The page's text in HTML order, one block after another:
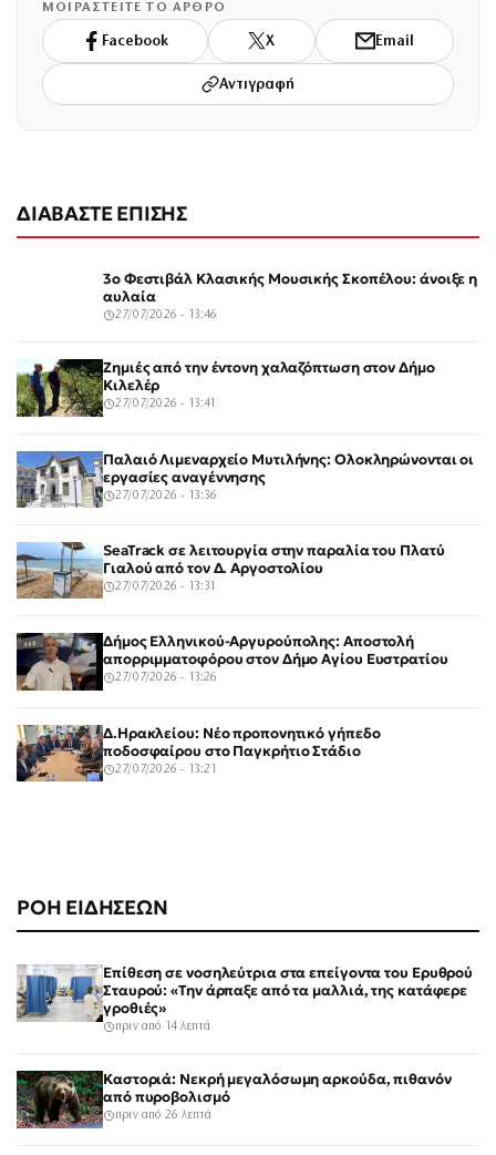
ΡΟΗ ΕΙΔΗΣΕΩΝ
Επίθεση σε νοσηλεύτρια στα επείγοντα του Ερυθρού
Σταυρού: «Την άρπαξε από τα μαλλιά, της κατάφερε
γροθιές»
πριν από 14 λεπτά
Καστοριά: Νεκρή μεγαλόσωμη αρκούδα, πιθανόν
από πυροβολισμό
πριν από 26 λεπτά
ΜΟΙΡΑΣΤΕΙΤΕ ΤΟ ΑΡΘΡΟ
Facebook X Email
Αντιγραφή
ΔΙΑΒΑΣΤΕ ΕΠΙΣΗΣ
3ο Φεστιβάλ Κλασικής Μουσικής Σκοπέλου: άνοιξε η
αυλαία
27/07/2026 - 13:46
Ζημιές από την έντονη χαλαζόπτωση στον Δήμο
Κιλελέρ
27/07/2026 - 13:41
Παλαιό Λιμεναρχείο Μυτιλήνης: Ολοκληρώνονται οι
εργασίες αναγέννησης
27/07/2026 - 13:36
SeaTrack σε λειτουργία στην παραλία του Πλατύ
Γιαλού από τον Δ. Αργοστολίου
27/07/2026 - 13:31
Δήμος Ελληνικού-Αργυρούπολης: Αποστολή
απορριμματοφόρου στον Δήμο Αγίου Ευστρατίου
27/07/2026 - 13:26
Δ.Ηρακλείου: Νέο προπονητικό γήπεδο
ποδοσφαίρου στο Παγκρήτιο Στάδιο
27/07/2026 - 13:21